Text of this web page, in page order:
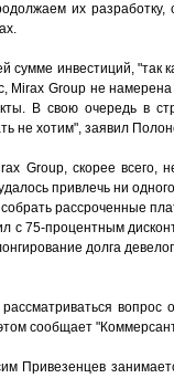
их
инвестиций, "так
Group не
В свою очередь в
не хотим", заявил
Group, скорее всего,
привлечь ни
рассроченные
с 75-процентным
долга
вопрос
сообщает
Привезенцев